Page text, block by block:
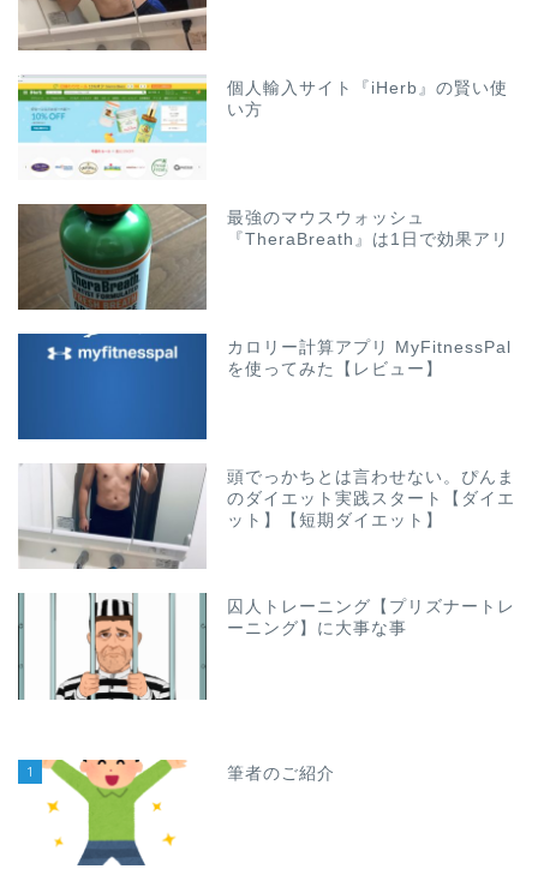
個人輸入サイト『iHerb』の賢い使
い方
最強のマウスウォッシュ
『TheraBreath』は1日で効果アリ
カロリー計算アプリ MyFitnessPal
を使ってみた【レビュー】
頭でっかちとは言わせない。ぴんま
のダイエット実践スタート【ダイエ
ット】【短期ダイエット】
囚人トレーニング【プリズナートレ
ーニング】に大事な事
1 筆者のご紹介